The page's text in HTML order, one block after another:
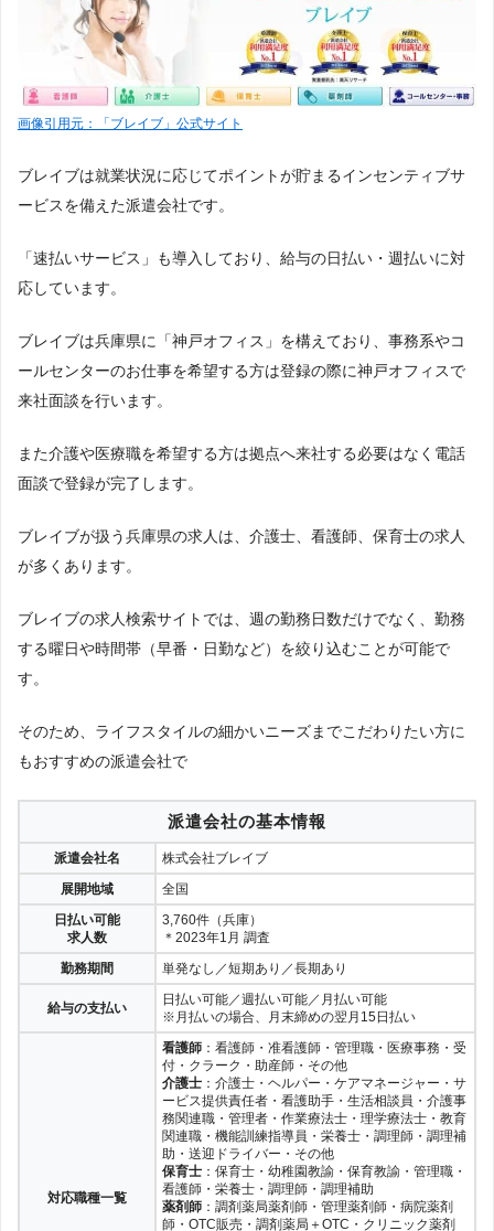
画像引用元：「ブレイブ」公式サイト
ブレイブは就業状況に応じてポイントが貯まるインセンティブサ
ービスを備えた派遣会社です。
「速払いサービス」も導入しており、給与の日払い・週払いに対
応しています。
ブレイブは兵庫県に「神戸オフィス」を構えており、事務系やコ
ールセンターのお仕事を希望する方は登録の際に神戸オフィスで
来社面談を行います。
また介護や医療職を希望する方は拠点へ来社する必要はなく電話
面談で登録が完了します。
ブレイブが扱う兵庫県の求人は、介護士、看護師、保育士の求人
が多くあります。
ブレイブの求人検索サイトでは、週の勤務日数だけでなく、勤務
する曜日や時間帯（早番・日勤など）を絞り込むことが可能で
す。
そのため、ライフスタイルの細かいニーズまでこだわりたい方に
もおすすめの派遣会社で
派遣会社の基本情報
派遣会社名
株式会社ブレイブ
展開地域
全国
日払い可能
求人数
3,760件（兵庫）
＊2023年1月 調査
勤務期間
単発なし／短期あり／長期あり
給与の支払い
日払い可能／週払い可能／月払い可能
※月払いの場合、月末締めの翌月15日払い
対応職種一覧
看護師 ：看護師・准看護師・管理職・医療事務・受
付・クラーク・助産師・その他
介護士 ：介護士・ヘルパー・ケアマネージャー・サ
ービス提供責任者・看護助手・生活相談員・介護事
務関連職・管理者・作業療法士・理学療法士・教育
関連職・機能訓練指導員・栄養士・調理師・調理補
助・送迎ドライバー・その他
保育士 ：保育士・幼稚園教諭・保育教諭・管理職・
看護師・栄養士・調理師・調理補助
薬剤師 ：調剤薬局薬剤師・管理薬剤師・病院薬剤
師・OTC販売・調剤薬局＋OTC・クリニック薬剤